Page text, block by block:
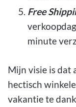
Free
minute
Mijn visie is dat
hectisch
vakantie te